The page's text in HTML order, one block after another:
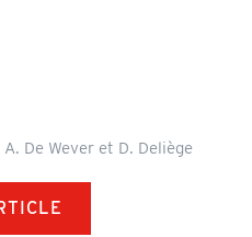
De Wever et D. Deliège